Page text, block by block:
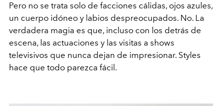
Pero no se trata solo de facciones cálidas, ojos azules,
un cuerpo idóneo y labios despreocupados. No. La
verdadera magia es que, incluso con los detrás de
escena, las actuaciones y las visitas a shows
televisivos que nunca dejan de impresionar. Styles
hace que todo parezca fácil.